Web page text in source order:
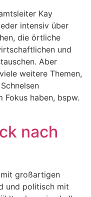
Kay
intensiv über
die örtliche
und
Aber
weitere Themen,
haben, bspw.
nach
mit großartigen
und politisch mit